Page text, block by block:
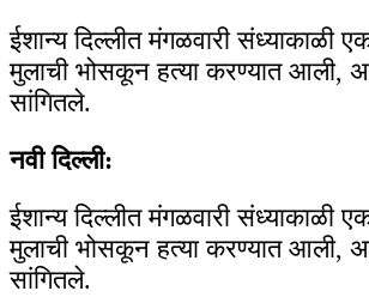
ईशान्य दिल्लीत मंगळवारी संध्याकाळी
मुलाची भोसकून हत्या करण्यात आली,
सांगितले.
नवी दिल्ली:
ईशान्य दिल्लीत मंगळवारी संध्याकाळी
मुलाची भोसकून हत्या करण्यात आली,
सांगितले.